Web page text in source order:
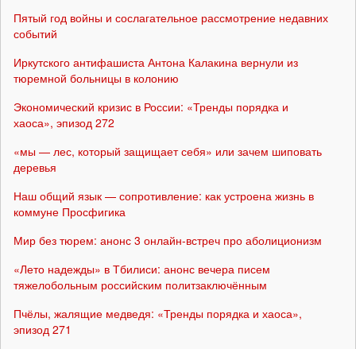
Пятый год войны и сослагательное рассмотрение недавних
событий
Иркутского антифашиста Антона Калакина вернули из
тюремной больницы в колонию
Экономический кризис в России: «Тренды порядка и
хаоса», эпизод 272
«мы — лес, который защищает себя» или зачем шиповать
деревья
Наш общий язык — сопротивление: как устроена жизнь в
коммуне Просфигика
Мир без тюрем: анонс 3 онлайн-встреч про аболиционизм
«Лето надежды» в Тбилиси: анонс вечера писем
тяжелобольным российским политзаключённым
Пчёлы, жалящие медведя: «Тренды порядка и хаоса»,
эпизод 271